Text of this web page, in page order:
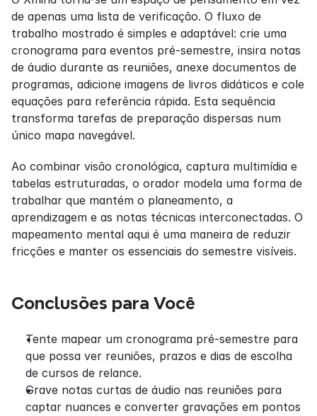
de apenas uma lista de verificação. O fluxo de
trabalho mostrado é simples e adaptável: crie uma
cronograma para eventos pré-semestre, insira notas
de áudio durante as reuniões, anexe documentos de
programas, adicione imagens de livros didáticos e cole
equações para referência rápida. Esta sequência
transforma tarefas de preparação dispersas num
único mapa navegável.
Ao combinar visão cronológica, captura multimídia e
tabelas estruturadas, o orador modela uma forma de
trabalhar que mantém o planeamento, a
aprendizagem e as notas técnicas interconectadas. O
mapeamento mental aqui é uma maneira de reduzir
fricções e manter os essenciais do semestre visíveis.
Conclusões para Você
Tente mapear um cronograma pré-semestre para
que possa ver reuniões, prazos e dias de escolha
de cursos de relance.
Grave notas curtas de áudio nas reuniões para
captar nuances e converter gravações em pontos